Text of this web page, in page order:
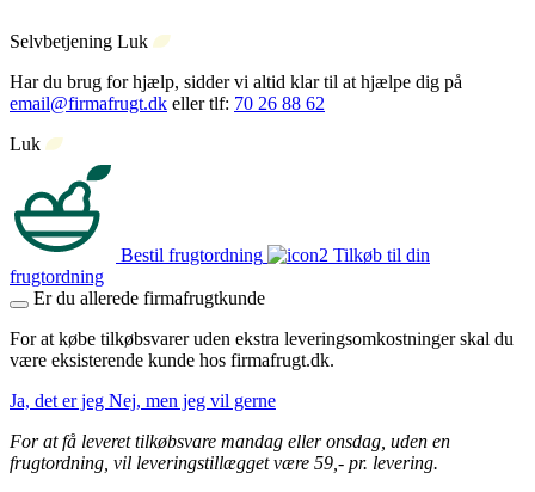
Selvbetjening Luk
Har du brug for hjælp, sidder vi altid klar til at hjælpe dig på
email@firmafrugt.dk eller tlf: 70 26 88 62
Luk
Bestil frugtordning
Tilkøb til din
frugtordning
Er du allerede firmafrugtkunde
For at købe tilkøbsvarer uden ekstra leveringsomkostninger skal du
være eksisterende kunde hos firmafrugt.dk.
Ja, det er jeg Nej, men jeg vil gerne
For at få leveret tilkøbsvare mandag eller onsdag, uden en
frugtordning, vil leveringstillægget være 59,- pr. levering.